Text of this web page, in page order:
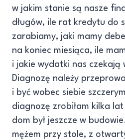
w jakim stanie są nasze
długów, ile rat kredytu do
zarabiamy, jaki mamy
na koniec miesiąca, ile
i jakie wydatki nas czekają
Diagnozę należy
i być wobec siebie
diagnozę zrobiłam kilka
dom był jeszcze w
mężem przy stole, z